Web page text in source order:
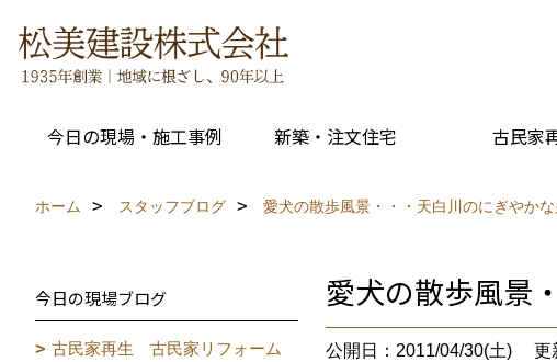
今日の現場・施工事例 新築・注文住宅 古民家
ホーム スタッフブログ 愛犬の散歩風景・・・天白川のにぎやかな
愛犬の散歩風景
公開日：2011/04/30(土) 更
今日の現場ブログ
古民家再生 古民家リフォーム